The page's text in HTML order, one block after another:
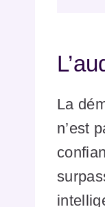
La
n’est